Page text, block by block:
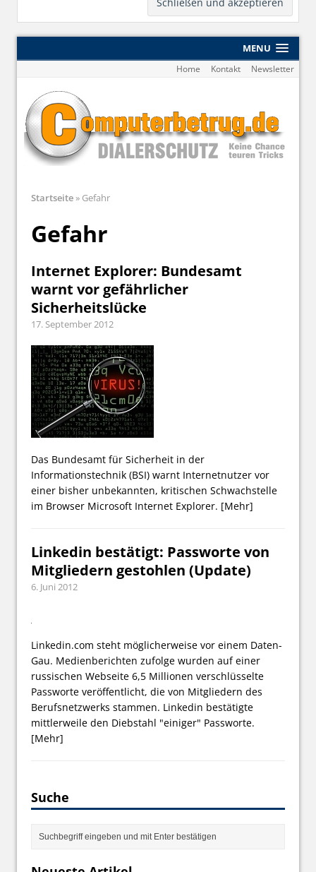
MENU
Home Kontakt Newsletter
Startseite» Gefahr
Gefahr
Internet Explorer: Bundesamt
warnt vor gefährlicher
Sicherheitslücke
17. September 2012
Das Bundesamt für Sicherheit in der
Informationstechnik (BSI) warnt Internetnutzer vor
einer bisher unbekannten, kritischen Schwachstelle
im Browser Microsoft Internet Explorer. [Mehr]
Linkedin bestätigt: Passworte von
Mitgliedern gestohlen (Update)
6. Juni 2012
Linkedin.com steht möglicherweise vor einem Daten-
Gau. Medienberichten zufolge wurden auf einer
russischen Webseite 6,5 Millionen verschlüsselte
Passworte veröffentlicht, die von Mitgliedern des
Berufsnetzwerks stammen. Linkedin bestätigte
mittlerweile den Diebstahl "einiger" Passworte.
[Mehr]
Suche